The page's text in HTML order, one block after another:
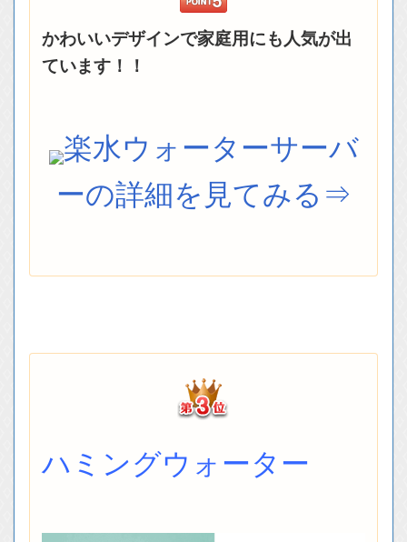
かわいいデザインで家庭用にも人気が出
ています！！
楽水ウォーターサーバ
ーの詳細を見てみる⇒
ハミングウォーター